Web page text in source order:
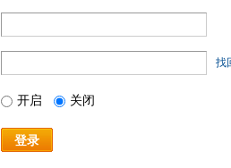
找
开启 关闭
登录